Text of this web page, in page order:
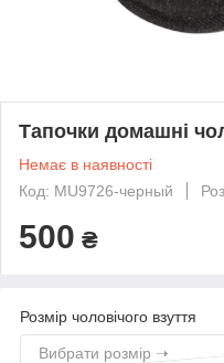
Тапочки домашні
Немає в наявності
Код: MU9726-черный
500 ₴
Розмір чоловічого взуття
Вибрати розмір ➝